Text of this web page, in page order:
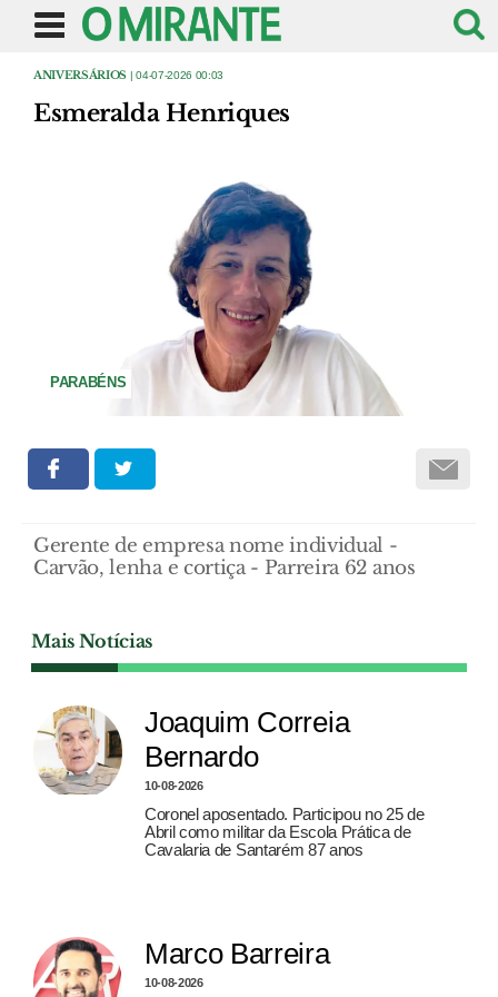
ANIVERSÁRIOS | 04-07-2026 00:03
Esmeralda Henriques
PARABÉNS
Gerente de empresa nome individual -
Carvão, lenha e cortiça - Parreira 62 anos
Mais Notícias
Joaquim Correia
Bernardo
10-08-2026
Coronel aposentado. Participou no 25 de
Abril como militar da Escola Prática de
Cavalaria de Santarém 87 anos
Marco Barreira
10-08-2026